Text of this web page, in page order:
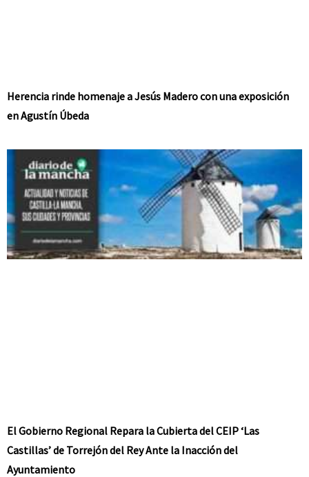
Herencia rinde homenaje a Jesús Madero con una exposición
en Agustín Úbeda
El Gobierno Regional Repara la Cubierta del CEIP ‘Las
Castillas’ de Torrejón del Rey Ante la Inacción del
Ayuntamiento